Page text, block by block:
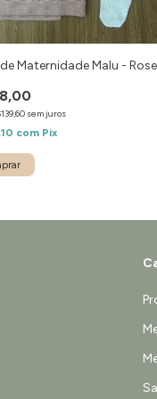
Maternidade Malu - Rose
sem juros
com Pix